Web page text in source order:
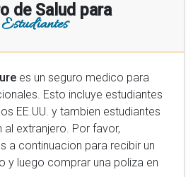
de Salud para
Estudiantes
es un seguro medico para
Esto incluye estudiantes
EE.UU. y tambien estudiantes
Por favor,
a continuacion para recibir un
y luego comprar una poliza en